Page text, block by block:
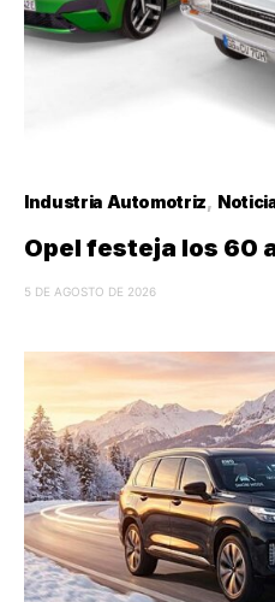
Industria Automotriz
Opel festeja los 60
5 DE AGOSTO DE 2026